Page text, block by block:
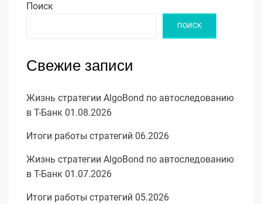
Поиск
ПОИСК
Свежие записи
Жизнь стратегии AlgoBond по автоследованию
в Т-Банк 01.08.2026
Итоги работы стратегий 06.2026
Жизнь стратегии AlgoBond по автоследованию
в Т-Банк 01.07.2026
Итоги работы стратегий 05.2026